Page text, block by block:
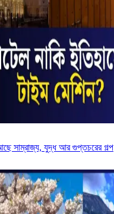
সাম্রাজ্য, যুদ্ধ আর গুপ্তচরের গল্প